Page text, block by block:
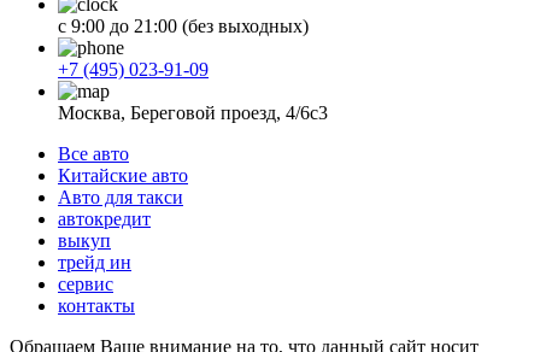
с 9:00 до 21:00 (без выходных)
+7 (495) 023-91-09
Москва, Береговой проезд, 4/6с3
Все авто
Китайские авто
Авто для такси
автокредит
выкуп
трейд ин
сервис
контакты
Обращаем Ваше внимание на то, что данный сайт носит